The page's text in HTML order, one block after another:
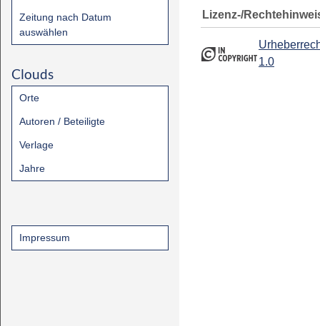
Zeitung nach Datum
auswählen
Clouds
Orte
Autoren / Beteiligte
Verlage
Jahre
Impressum
Lizenz-/
1.0